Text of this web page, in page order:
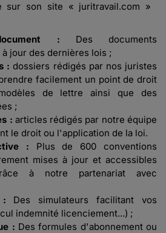
sur son site « juritravail.com »
: Des documents
jour des dernières lois ;
: dossiers rédigés par nos juristes
facilement un point de droit
de lettre ainsi que des
;
: articles rédigés par notre équipe
le droit ou l'application de la loi.
: Plus de 600 conventions
mises à jour et accessibles
à notre partenariat avec
: Des simulateurs facilitant vos
indemnité licenciement...) ;
: Des formules d'abonnement ou